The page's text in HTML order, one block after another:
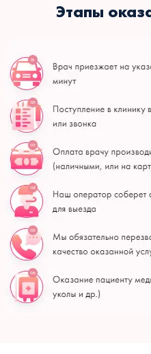
Этапы